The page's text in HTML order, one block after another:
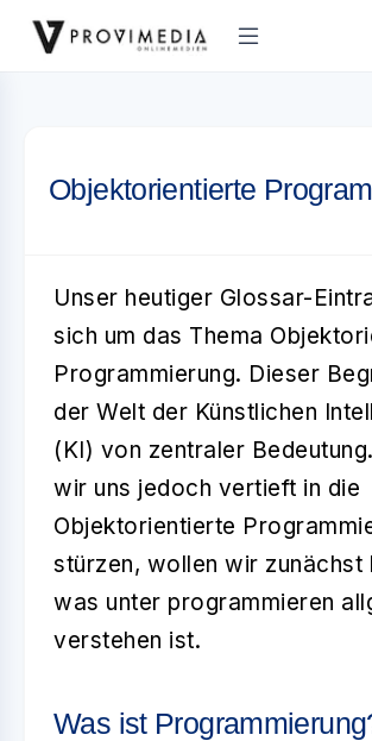
Objektorientierte
Unser heutiger Glossar-
sich um das Thema
Programmierung. Dieser
der Welt der Künstlichen
(KI) von zentraler
wir uns jedoch vertieft in die
Objektorientierte
stürzen, wollen wir zunächst
was unter programmieren
verstehen ist.
Was ist